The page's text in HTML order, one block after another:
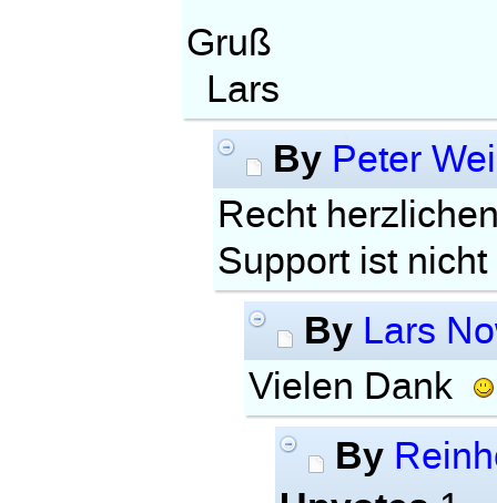
Gruß
Lars
By Peter
Recht
Support ist
By Lars
Vielen Dank
By